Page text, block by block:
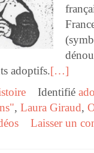
adoptifs.[…]
Identifié
, Laura Giraud,
Laisser un